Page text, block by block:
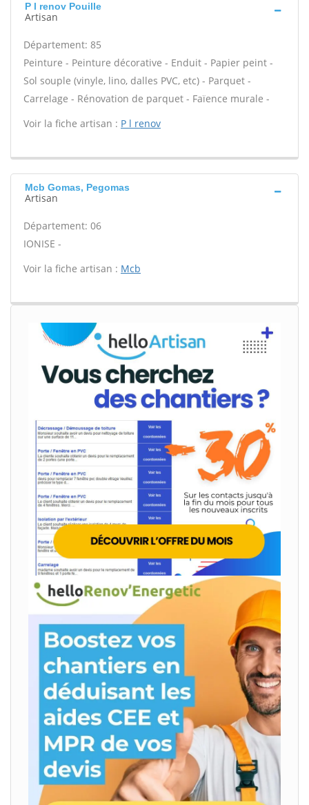
P l renov Pouille
Artisan
Département: 85
Peinture - Peinture décorative - Enduit - Papier peint -
Sol souple (vinyle, lino, dalles PVC, etc) - Parquet -
Carrelage - Rénovation de parquet - Faïence murale -
Voir la fiche artisan : P l renov
Mcb Gomas, Pegomas
Artisan
Département: 06
IONISE -
Voir la fiche artisan : Mcb